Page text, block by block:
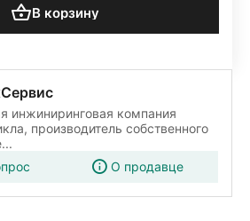
В корзину
инжиниринговая компания
производитель собственного
О продавце